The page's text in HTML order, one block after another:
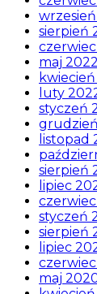
sierpień
maj 2022
luty
styczeń
listopad
sierpień
lipiec
czerwiec
styczeń
sierpień
lipiec
maj